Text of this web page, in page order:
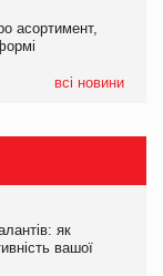
асортимент,
всі новини
як
вашої